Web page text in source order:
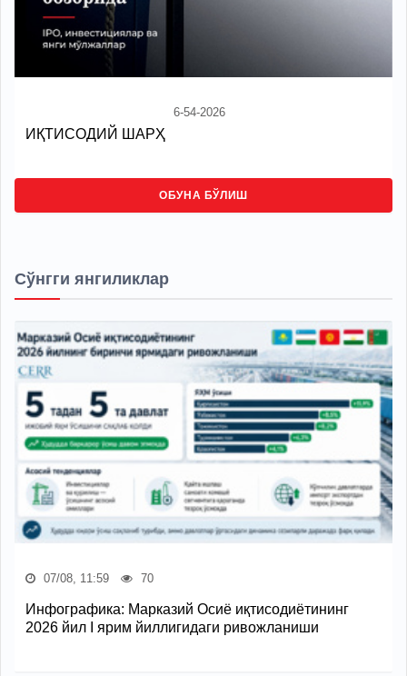
6-54-2026
ИҚТИСОДИЙ ШАРҲ
ОБУНА БЎЛИШ
Сўнгги янгиликлар
07/08, 11:59 70
Инфографика: Марказий Осиё иқтисодиётининг
2026 йил I ярим йиллигидаги ривожланиши